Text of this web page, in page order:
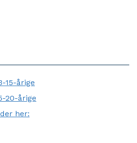
15-årige
20-årige
her: